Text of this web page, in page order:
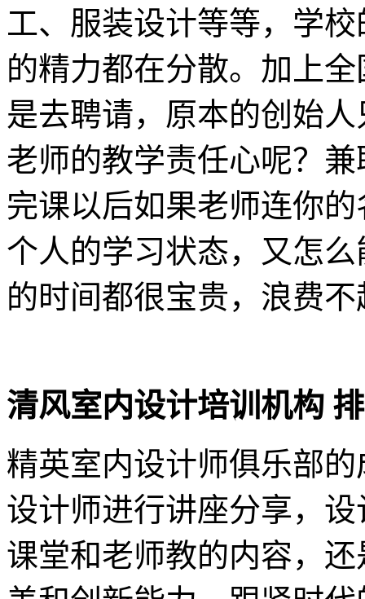
工、服装设计等等，学
的精力都在分散。加上
是去聘请，原本的创始
老师的教学责任心呢？
完课以后如果老师连你
个人的学习状态，又怎
的时间都很宝贵，浪费不
清风室内设计培训机构
精英室内设计师俱乐部
设计师进行讲座分享，
课堂和老师教的内容，